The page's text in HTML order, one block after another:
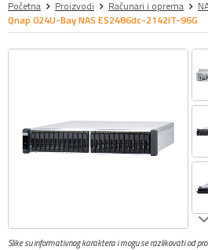
Početna Proizvodi Računari i oprema
Qnap 024U-Bay NAS ES2486dc-2142IT-96G
Slike su informativnog karaktera i mogu se razlikovati od